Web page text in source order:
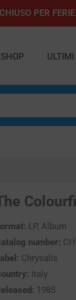
PER
SHOP
LP, Album
number:
Chrysalis
Italy
1985